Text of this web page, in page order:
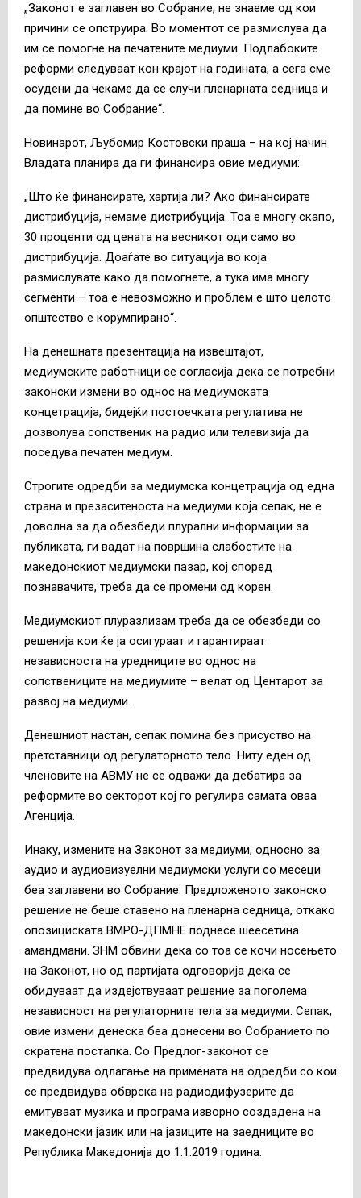
„Законот е заглавен во Собрание, не знаеме од кои
причини се опструира. Во моментот се размислува да
им се помогне на печатените медиуми. Подлабоките
реформи следуваат кон крајот на годината, а сега сме
осудени да чекаме да се случи пленарната седница и
да помине во Собрание“.
Новинарот, Љубомир Костовски праша – на кој начин
Владата планира да ги финансира овие медиуми:
„Што ќе финансирате, хартија ли? Ако финансирате
дистрибуција, немаме дистрибуција. Тоа е многу скапо,
30 проценти од цената на весникот оди само во
дистрибуција. Доаѓате во ситуација во која
размислувате како да помогнете, а тука има многу
сегменти – тоа е невозможно и проблем е што целото
општество е корумпирано“.
На денешната презентација на извештајот,
медиумските работници се согласија дека се потребни
законски измени во однос на медиумската
концетрација, бидејќи постоечката регулатива не
дозволува сопственик на радио или телевизија да
поседува печатен медиум.
Строгите одредби за медиумска концетрација од една
страна и презаситеноста на медиуми која сепак, не е
доволна за да обезбеди плурални информации за
публиката, ги вадат на површина слабостите на
македонскиот медиумски пазар, кој според
познавачите, треба да се промени од корен.
Медиумскиот плуразлизам треба да се обезбеди со
решенија кои ќе ја осигураат и гарантираат
независноста на уредниците во однос на
сопствениците на медиумите – велат од Центарот за
развој на медиуми.
Денешниот настан, сепак помина без присуство на
претставници од регулаторното тело. Ниту еден од
членовите на АВМУ не се одважи да дебатира за
реформите во секторот кој го регулира самата оваа
Агенција.
Инаку, измените на Законот за медиуми, односно за
аудио и аудиовизуелни медиумски услуги со месеци
беа заглавени во Собрание. Предложеното законско
решение не беше ставено на пленарна седница, откако
опозициската ВМРО-ДПМНЕ поднесе шеесетина
амандмани. ЗНМ обвини дека со тоа се кочи носењето
на Законот, но од партијата одговорија дека се
обидуваат да издејствуваат решение за поголема
независност на регулаторните тела за медиуми. Сепак,
овие измени денеска беа донесени во Собранието по
скратена постапка. Со Предлог-законот се
предвидува одлагање на примената на одредби со кои
се предвидува обврска на радиодифузерите да
емитуваат музика и програма изворно создадена на
македонски јазик или на јазиците на заедниците во
Република Македонија до 1.1.2019 година.